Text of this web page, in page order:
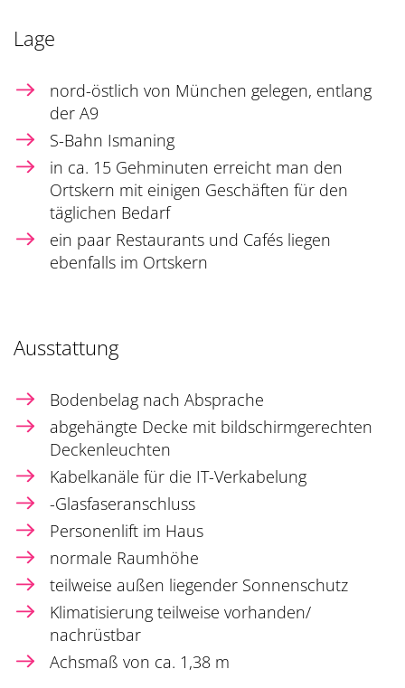
Lage
nord-östlich von München gelegen, entlang
der A9
S-Bahn Ismaning
in ca. 15 Gehminuten erreicht man den
Ortskern mit einigen Geschäften für den
täglichen Bedarf
ein paar Restaurants und Cafés liegen
ebenfalls im Ortskern
Ausstattung
Bodenbelag nach Absprache
abgehängte Decke mit bildschirmgerechten
Deckenleuchten
Kabelkanäle für die IT-Verkabelung
-Glasfaseranschluss
Personenlift im Haus
normale Raumhöhe
teilweise außen liegender Sonnenschutz
Klimatisierung teilweise vorhanden/
nachrüstbar
Achsmaß von ca. 1,38 m